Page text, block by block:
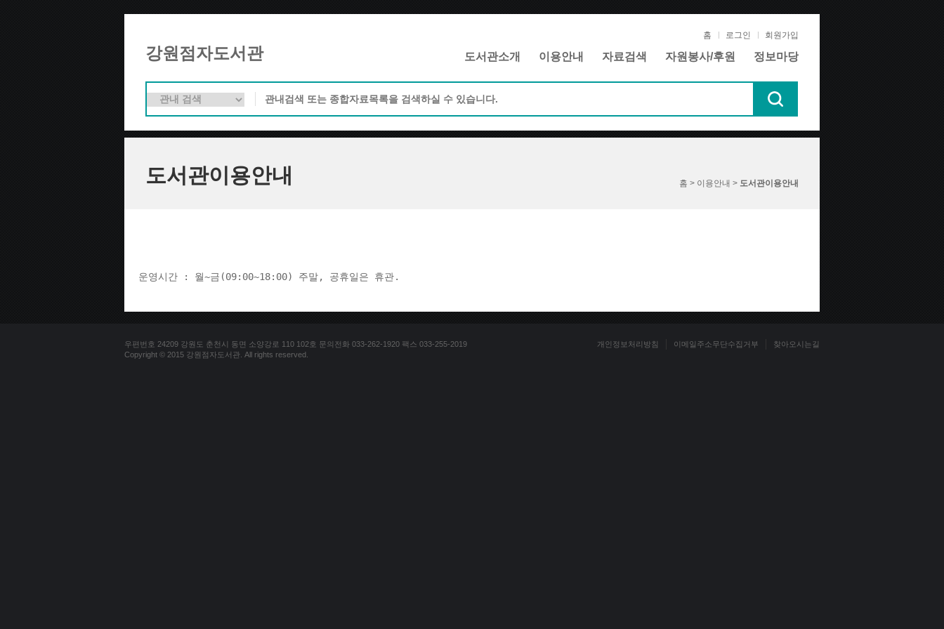
강원점자도서관
홈 로그인 회원가입
도서관소개 이용안내 자료검색 자원봉사/후원 정보마당
도서관이용안내 홈 > 이용안내 > 도서관이용안내
운영시간 : 월~금(09:00~18:00) 주말, 공휴일은 휴관.
우편번호 24209 강원도 춘천시 동면 소양강로 110 102호 문의전화 033-262-1920 팩스 033-255-2019
Copyright © 2015 강원점자도서관. All rights reserved.
개인정보처리방침 이메일주소무단수집거부 찾아오시는길